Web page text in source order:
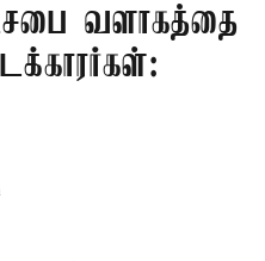
வளாகத்தை